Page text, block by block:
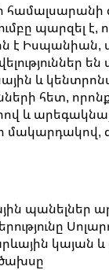
համալսարանի
պարզել է,
է Իսպանիան,
են
և
հետ,
և
պանելներ
կայան և